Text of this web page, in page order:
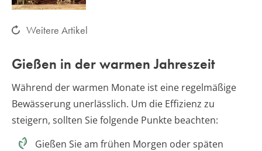
Weitere Artikel
Gießen in der warmen Jahreszeit
Während der warmen Monate ist eine regelmäßige
Bewässerung unerlässlich. Um die Effizienz zu
steigern, sollten Sie folgende Punkte beachten:
Gießen Sie am frühen Morgen oder späten